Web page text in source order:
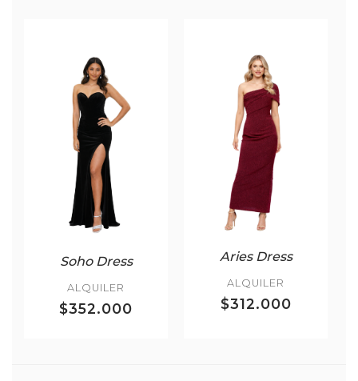
Soho Dress
ALQUILER
$352.000
Aries Dress
ALQUILER
$312.000